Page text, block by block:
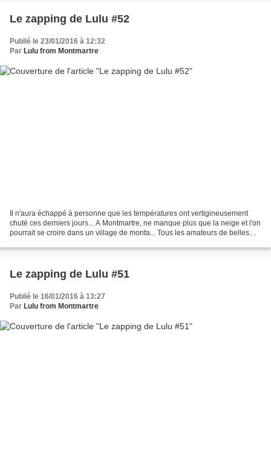
Le zapping de Lulu #52
Publié le 23/01/2016 à 12:32
Par Lulu from Montmartre
Il n'aura échappé à personne que les températures ont vertigineusement
chuté ces derniers jours... A Montmartre, ne manque plus que la neige et l'on
pourrait se croire dans un village de monta... Tous les amateurs de belles
Le zapping de Lulu #51
Publié le 16/01/2016 à 13:27
Par Lulu from Montmartre